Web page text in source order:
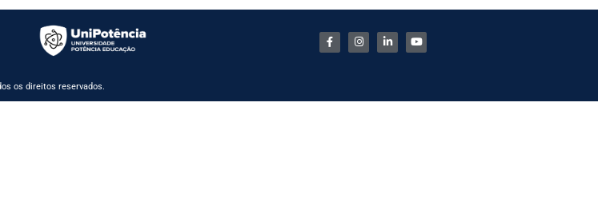
os direitos reservados.